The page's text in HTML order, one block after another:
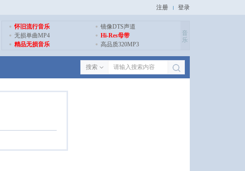
注册 登录
怀旧流行音乐
镜像DTS声道
无损单曲MP4
Hi-Res母带
精品无损音乐
高品质320MP3
音
乐
搜索